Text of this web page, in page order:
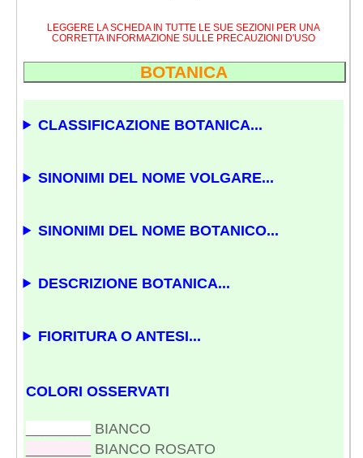
LEGGERE LA SCHEDA IN TUTTE LE SUE SEZIONI PER UNA
CORRETTA INFORMAZIONE SULLE PRECAUZIONI D'USO
BOTANICA
CLASSIFICAZIONE BOTANICA...
SINONIMI DEL NOME VOLGARE...
SINONIMI DEL NOME BOTANICO...
DESCRIZIONE BOTANICA...
FIORITURA O ANTESI...
COLORI OSSERVATI
BIANCO
BIANCO ROSATO